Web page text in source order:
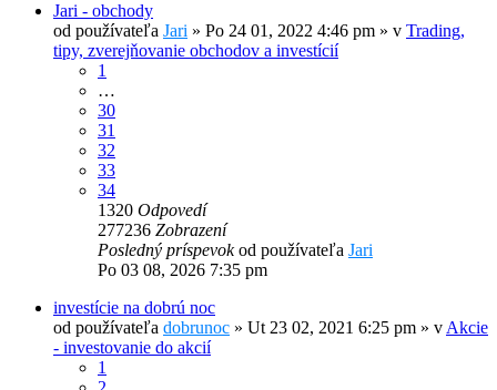
Jari - obchody
od používateľa Jari » Po 24 01, 2022 4:46 pm » v Trading,
tipy, zverejňovanie obchodov a investícií
1
…
30
31
32
33
34
1320 Odpovedí
277236 Zobrazení
Posledný príspevokod používateľa Jari
Po 03 08, 2026 7:35 pm
investície na dobrú noc
od používateľa dobrunoc » Ut 23 02, 2021 6:25 pm » vAkcie
- investovanie do akcií
1